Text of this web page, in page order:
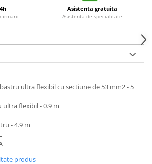
Asistenta gratuita
Asistenta de specialitate
ultra flexibil cu sectiune de 53 mm2 - 5
ultra flexibil - 0.9 m
- 4.9 m
produs